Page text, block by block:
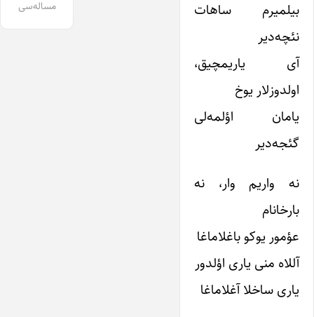
بیلمیرم ساهات
نئچه‌دیر
آی یاریمچیق،
اولدوزلار یوخ
یامان اؤلمه‌لی
گئجه‌دیر
نه واریم وار، نه
بارخانام
عؤمور یوکو باغلاماغا
آللاه منی یاری اؤلدور
یاری ساخلا آغلاماغا
مساله‌سی